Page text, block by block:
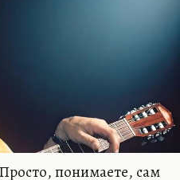
понимаете, сам